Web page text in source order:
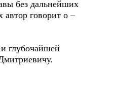
без дальнейших
автор говорит о –
глубочайшей